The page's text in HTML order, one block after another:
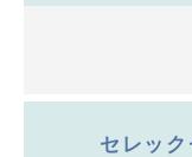
セレッ